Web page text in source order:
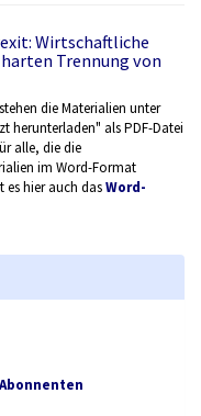
Wirtschaftliche
Trennung von
die Materialien unter
herunterladen" als PDF-Datei
alle, die die
im Word-Format
hier auch dasWord-